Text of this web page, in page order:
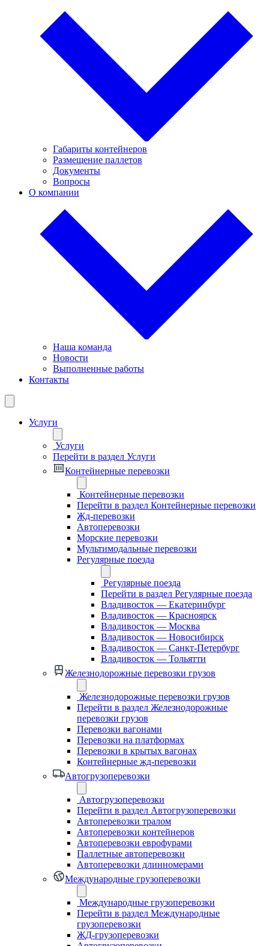
Габариты контейнеров
Размещение паллетов
Документы
Вопросы
О компании
Наша команда
Новости
Выполненные работы
Контакты
Услуги
Услуги
Перейти в раздел Услуги
Контейнерные перевозки
Контейнерные перевозки
Перейти в раздел Контейнерные перевозки
Жд-перевозки
Автоперевозки
Морские перевозки
Мультимодальные перевозки
Регулярные поезда
Регулярные поезда
Перейти в раздел Регулярные поезда
Владивосток — Екатеринбург
Владивосток — Красноярск
Владивосток — Москва
Владивосток — Новосибирск
Владивосток — Санкт-Петербург
Владивосток — Тольятти
Железнодорожные перевозки грузов
Железнодорожные перевозки грузов
Перейти в раздел Железнодорожные
перевозки грузов
Перевозки вагонами
Перевозки на платформах
Перевозки в крытых вагонах
Контейнерные жд-перевозки
Автогрузоперевозки
Автогрузоперевозки
Перейти в раздел Автогрузоперевозки
Автоперевозки тралом
Автоперевозки контейнеров
Автоперевозки еврофурами
Паллетные автоперевозки
Автоперевозки длинномерами
Международные грузоперевозки
Международные грузоперевозки
Перейти в раздел Международные
грузоперевозки
ЖД-грузоперевозки